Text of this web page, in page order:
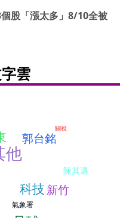
股「漲太多」8/10全被
雲
新竹
陳其邁
他
關稅
郭台銘
氣象署
科技